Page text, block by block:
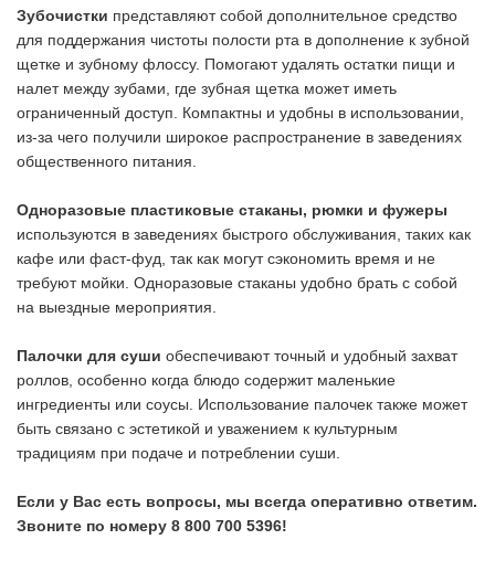
Зубочистки представляют собой дополнительное средство
для поддержания чистоты полости рта в дополнение к зубной
щетке и зубному флоссу. Помогают удалять остатки пищи и
налет между зубами, где зубная щетка может иметь
ограниченный доступ. Компактны и удобны в использовании,
из-за чего получили широкое распространение в заведениях
общественного питания.
Одноразовые пластиковые стаканы, рюмки и фужеры
используются в заведениях быстрого обслуживания, таких как
кафе или фаст-фуд, так как могут сэкономить время и не
требуют мойки. Одноразовые стаканы удобно брать с собой
на выездные мероприятия.
Палочки для суши обеспечивают точный и удобный захват
роллов, особенно когда блюдо содержит маленькие
ингредиенты или соусы. Использование палочек также может
быть связано с эстетикой и уважением к культурным
традициям при подаче и потреблении суши.
Если у Вас есть вопросы, мы всегда оперативно ответим.
Звоните по номеру 8 800 700 5396!